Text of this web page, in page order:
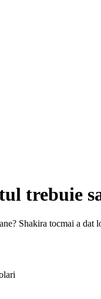
trebuie
Shakira tocmai a